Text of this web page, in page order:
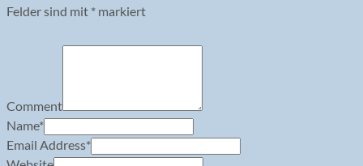
Felder sind mit * markiert
Comment
Name*
Email Address*